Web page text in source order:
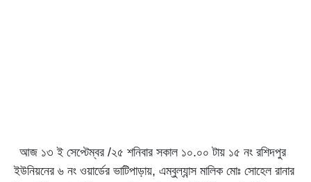
আজ ১৩ ই সেপ্টেম্বর /২৫ শনিবার সকাল ১০.০০ টায় ১৫ নং রশিদপুর
ইউনিয়নের ৬ নং ওয়ার্ডের ভাটিপাড়ায়, এম্বুল্যান্স মালিক মোঃ সোহেল রানার